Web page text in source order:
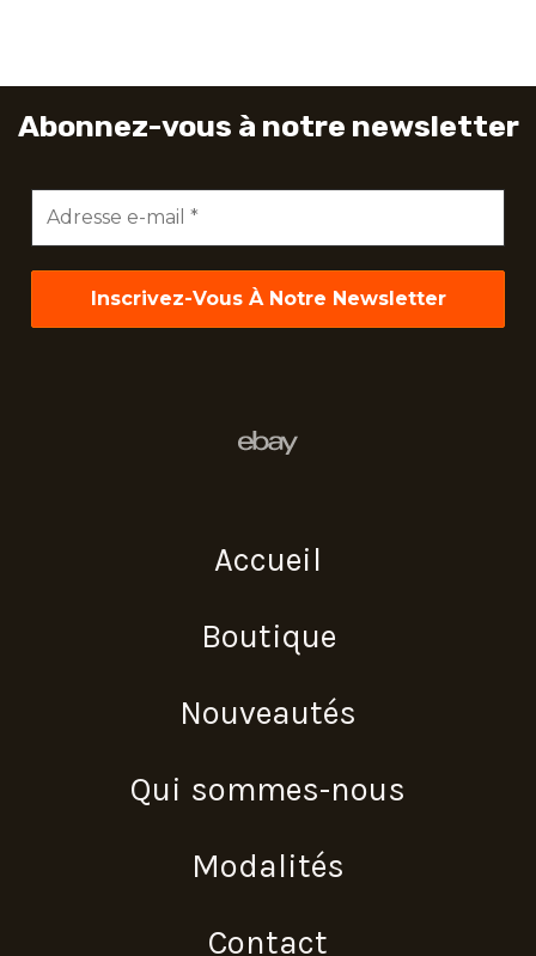
Abonnez-vous à notre newsletter
mail
*
Accueil
Boutique
Nouveautés
Qui sommes-nous
Modalités
Contact